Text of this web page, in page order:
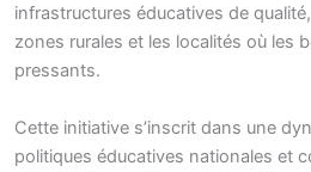
infrastructures éducatives de
zones rurales et les localités où les
pressants.
Cette initiative s’inscrit dans une
politiques éducatives nationales et